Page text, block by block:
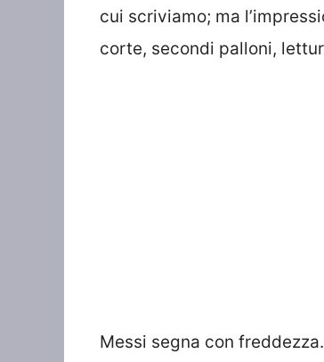
cui scriviamo; ma
corte, secondi palloni,
Messi segna con